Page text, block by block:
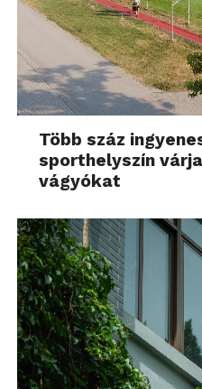
Több száz
sporthelyszín
vágyókat